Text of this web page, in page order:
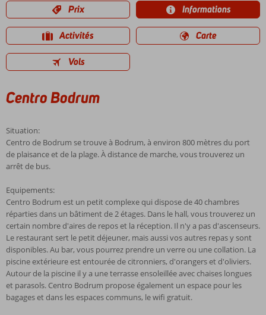
Prix Informations
Activités Carte
Vols
Centro Bodrum
Situation:
Centro de Bodrum se trouve à Bodrum, à environ 800 mètres du port
de plaisance et de la plage. À distance de marche, vous trouverez un
arrêt de bus.
Equipements:
Centro Bodrum est un petit complexe qui dispose de 40 chambres
réparties dans un bâtiment de 2 étages. Dans le hall, vous trouverez un
certain nombre d'aires de repos et la réception. Il n'y a pas d'ascenseurs.
Le restaurant sert le petit déjeuner, mais aussi vos autres repas y sont
disponibles. Au bar, vous pourrez prendre un verre ou une collation. La
piscine extérieure est entourée de citronniers, d'orangers et d'oliviers.
Autour de la piscine il y a une terrasse ensoleillée avec chaises longues
et parasols. Centro Bodrum propose également un espace pour les
bagages et dans les espaces communs, le wifi gratuit.